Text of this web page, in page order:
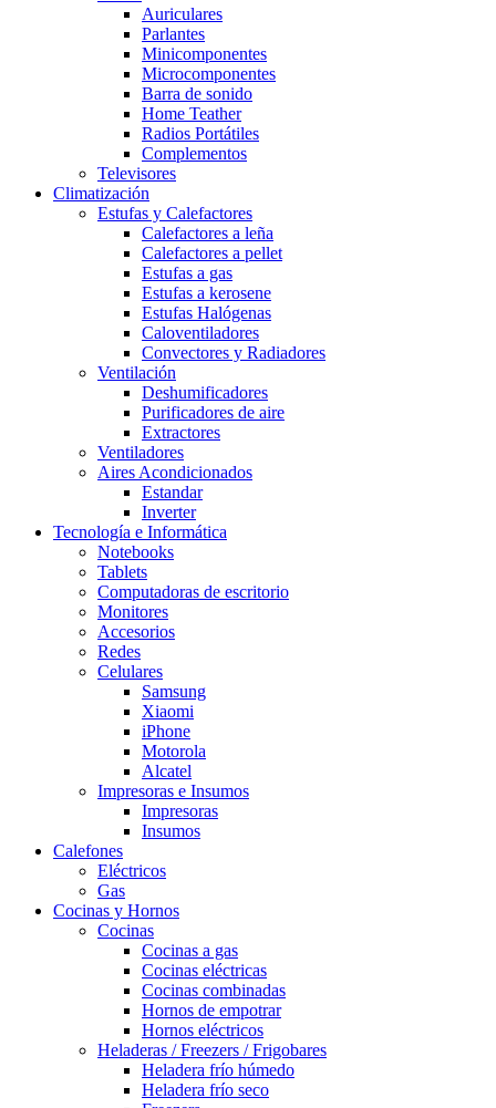
Auriculares
Parlantes
Minicomponentes
Microcomponentes
Barra de sonido
Home Teather
Radios Portátiles
Complementos
Televisores
Climatización
Estufas y Calefactores
Calefactores a leña
Calefactores a pellet
Estufas a gas
Estufas a kerosene
Estufas Halógenas
Caloventiladores
Convectores y Radiadores
Ventilación
Deshumificadores
Purificadores de aire
Extractores
Ventiladores
Aires Acondicionados
Estandar
Inverter
Tecnología e Informática
Notebooks
Tablets
Computadoras de escritorio
Monitores
Accesorios
Redes
Celulares
Samsung
Xiaomi
iPhone
Motorola
Alcatel
Impresoras e Insumos
Impresoras
Insumos
Calefones
Eléctricos
Gas
Cocinas y Hornos
Cocinas
Cocinas a gas
Cocinas eléctricas
Cocinas combinadas
Hornos de empotrar
Hornos eléctricos
Heladeras / Freezers / Frigobares
Heladera frío húmedo
Heladera frío seco